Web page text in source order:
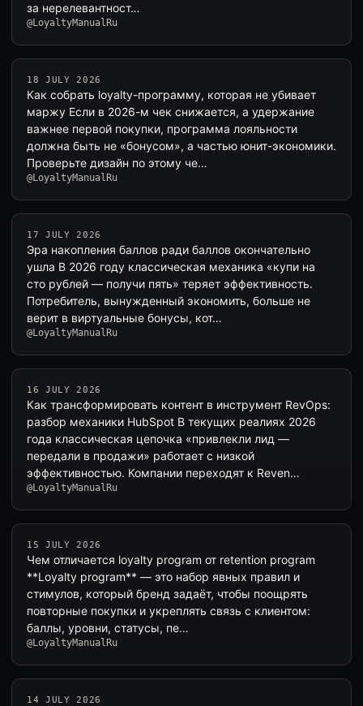
за нерелевантност…
@LoyaltyManualRu
18 JULY 2026
Как собрать loyalty-программу, которая не убивает
маржу Если в 2026-м чек снижается, а удержание
важнее первой покупки, программа лояльности
должна быть не «бонусом», а частью юнит-экономики.
Проверьте дизайн по этому че…
@LoyaltyManualRu
17 JULY 2026
Эра накопления баллов ради баллов окончательно
ушла В 2026 году классическая механика «купи на
сто рублей — получи пять» теряет эффективность.
Потребитель, вынужденный экономить, больше не
верит в виртуальные бонусы, кот…
@LoyaltyManualRu
16 JULY 2026
Как трансформировать контент в инструмент RevOps:
разбор механики HubSpot В текущих реалиях 2026
года классическая цепочка «привлекли лид —
передали в продажи» работает с низкой
эффективностью. Компании переходят к Reven…
@LoyaltyManualRu
15 JULY 2026
Чем отличается loyalty program от retention program
**Loyalty program** — это набор явных правил и
стимулов, который бренд задаёт, чтобы поощрять
повторные покупки и укреплять связь с клиентом:
баллы, уровни, статусы, пе…
@LoyaltyManualRu
14 JULY 2026